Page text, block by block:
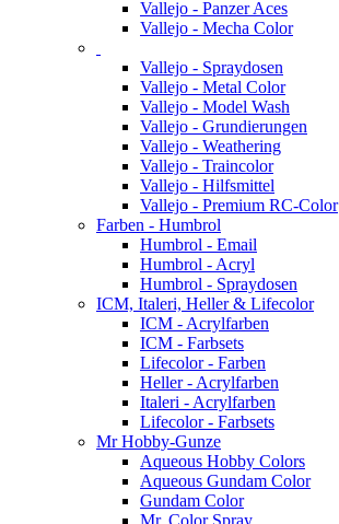
Vallejo - Panzer Aces
Vallejo - Mecha Color
Vallejo - Spraydosen
Vallejo - Metal Color
Vallejo - Model Wash
Vallejo - Grundierungen
Vallejo - Weathering
Vallejo - Traincolor
Vallejo - Hilfsmittel
Vallejo - Premium RC-Color
Farben - Humbrol
Humbrol - Email
Humbrol - Acryl
Humbrol - Spraydosen
ICM, Italeri, Heller & Lifecolor
ICM - Acrylfarben
ICM - Farbsets
Lifecolor - Farben
Heller - Acrylfarben
Italeri - Acrylfarben
Lifecolor - Farbsets
Mr Hobby-Gunze
Aqueous Hobby Colors
Aqueous Gundam Color
Gundam Color
Mr. Color Spray